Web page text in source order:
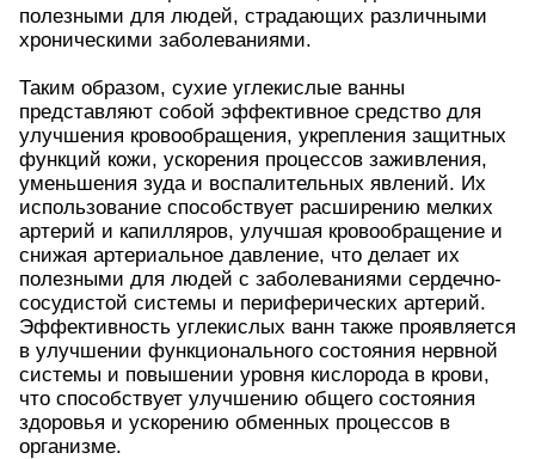
полезными для людей, страдающих различными
хроническими заболеваниями.
Таким образом, сухие углекислые ванны
представляют собой эффективное средство для
улучшения кровообращения, укрепления защитных
функций кожи, ускорения процессов заживления,
уменьшения зуда и воспалительных явлений. Их
использование способствует расширению мелких
артерий и капилляров, улучшая кровообращение и
снижая артериальное давление, что делает их
полезными для людей с заболеваниями сердечно-
сосудистой системы и периферических артерий.
Эффективность углекислых ванн также проявляется
в улучшении функционального состояния нервной
системы и повышении уровня кислорода в крови,
что способствует улучшению общего состояния
здоровья и ускорению обменных процессов в
организме.